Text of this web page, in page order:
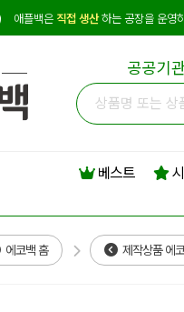
애플백은 직접 생산하는 공장을 운영
공공기
베스트
에코백 홈 제작상품 에